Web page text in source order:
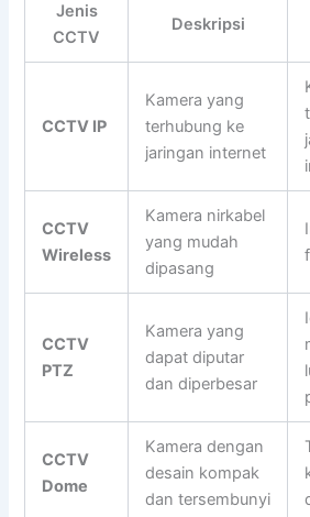
Jenis
CCTV
Deskripsi
CCTV IP
Kamera yang
terhubung ke
jaringan internet
CCTV
Wireless
Kamera nirkabel
yang mudah
dipasang
CCTV
PTZ
Kamera yang
dapat diputar
dan diperbesar
CCTV
Dome
Kamera dengan
desain kompak
dan tersembunyi